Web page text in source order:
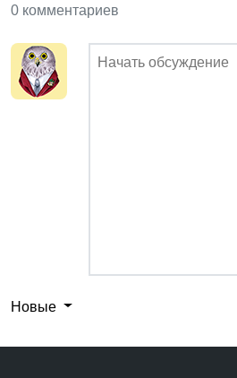
0 комментариев
Новые